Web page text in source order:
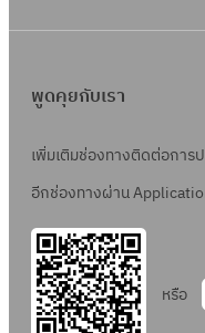
พูดคุยกับเรา
เพิ่มเติมช่องทางติดต่อการ
อีกช่องทางผ่าน
หรือ